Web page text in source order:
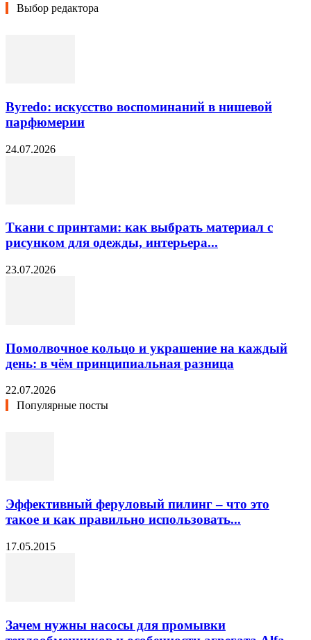
Выбор редактора
Byredo: искусство воспоминаний в нишевой
парфюмерии
24.07.2026
Ткани с принтами: как выбрать материал с
рисунком для одежды, интерьера...
23.07.2026
Помолвочное кольцо и украшение на каждый
день: в чём принципиальная разница
22.07.2026
Популярные посты
Эффективный феруловый пилинг – что это
такое и как правильно использовать...
17.05.2015
Зачем нужны насосы для промывки